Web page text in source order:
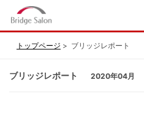
トップページ ブリッジレポート
ブリッジレポート 2020年04月